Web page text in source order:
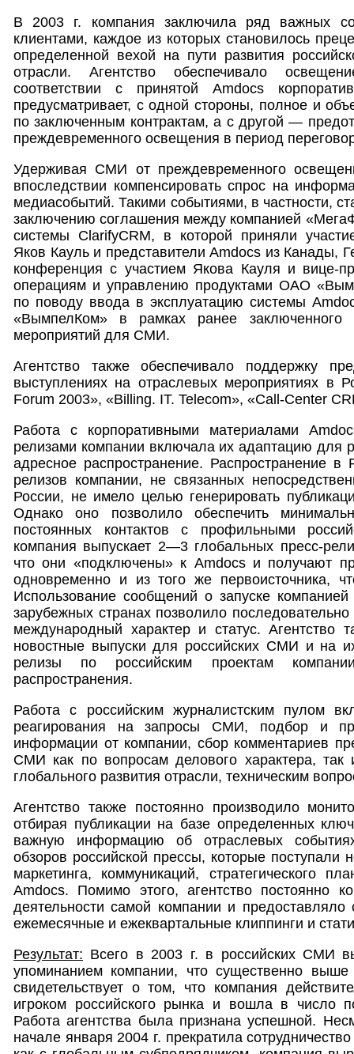
В 2003 г. компания заключила ряд важных
клиентами, каждое из которых становилось
определенной вехой на пути развития
отрасли. Агентство обеспечивало
соответствии с принятой Amdocs
предусматривает, с одной стороны, полное и
по заключенным контрактам, а с другой —
преждевременного освещения в период
Удерживая СМИ от преждевременного
впоследствии компенсировать спрос на
медиасобытий. Такими событиями, в частности,
заключению соглашения между компанией
системы ClarifyCRM, в которой приняли
Яков Кауль и представители Amdocs из Канады,
конференция с участием Якова Кауля и вице-
операциям и управлению продуктами ОАО
по поводу ввода в эксплуатацию системы
«ВымпелКом» в рамках ранее заключенного
мероприятий для СМИ.
Агентство также обеспечивало поддержку
выступлениях на отраслевых мероприятиях в
Forum 2003», «Billing. IT. Telecom», «Call-Center
Работа с корпоративными материалами
релизами компании включала их адаптацию для
адресное распространение. Распространение в
релизов компании, не связанных
России, не имело целью генерировать
Однако оно позволило обеспечить
постоянных контактов с профильными
компания выпускает 2—3 глобальных пресс-
что они «подключены» к Amdocs и получают
одновременно и из того же первоисточника,
Использование сообщений о запуске
зарубежных странах позволило
международный характер и статус. Агентство
новостные выпуски для российских СМИ и на
релизы по российским проектам
распространения.
Работа с российским журналистским пулом
реагирования на запросы СМИ, подбор и
информации от компании, сбор комментариев
СМИ как по вопросам делового характера, так
глобального развития отрасли, техническим
Агентство также постоянно производило
отбирая публикации на базе определенных
важную информацию об отраслевых
обзоров российской прессы, которые поступали
маркетинга, коммуникаций, стратегического
Amdocs. Помимо этого, агентство постоянно
деятельности самой компании и
ежемесячные и ежеквартальные клиппинги и
Результат: Всего в 2003 г. в российских СМИ
упоминанием компании, что существенно выше
свидетельствует о том, что компания
игроком российского рынка и вошла в число
Работа агентства была признана успешной.
начале января 2004 г. прекратила